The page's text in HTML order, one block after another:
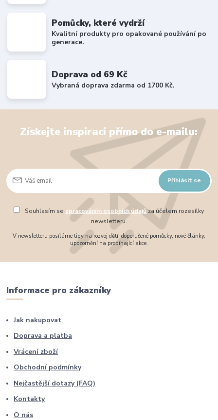
Pomůcky, které vydrží
Kvalitní produkty pro opakované používání po
generace.
Doprava od 69 Kč
Vybraná doprava zdarma od 1700 Kč.
Získejte inspiraci přímo do e-mailu:
Přihlásit se
Souhlasím se zpracováním osobních údajůza účelem rozesílky
newsletteru.
V newsletteru posíláme tipy na rozvoj dětí, doporučené pomůcky, nové články,
upozornění na probíhající akce.
Informace pro zákazníky
Jak nakupovat
Doprava a platba
Vrácení zboží
Obchodní podmínky
Nejčastější dotazy (FAQ)
Kontakty
O nás